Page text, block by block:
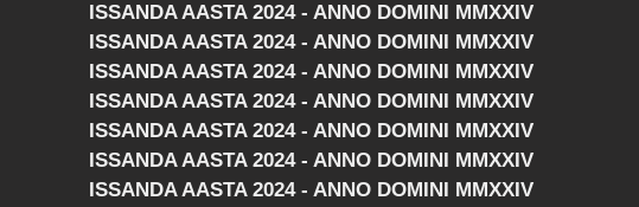
ISSANDA AASTA 2024 - ANNO DOMINI MMXXIV
ISSANDA AASTA 2024 - ANNO DOMINI MMXXIV
ISSANDA AASTA 2024 - ANNO DOMINI MMXXIV
ISSANDA AASTA 2024 - ANNO DOMINI MMXXIV
ISSANDA AASTA 2024 - ANNO DOMINI MMXXIV
ISSANDA AASTA 2024 - ANNO DOMINI MMXXIV
ISSANDA AASTA 2024 - ANNO DOMINI MMXXIV